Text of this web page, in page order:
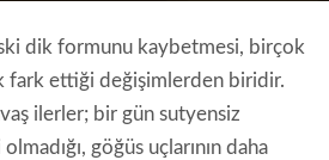
dik formunu kaybetmesi, birçok
fark ettiği değişimlerden biridir.
ilerler; bir gün sutyensiz
göğüs uçlarının daha